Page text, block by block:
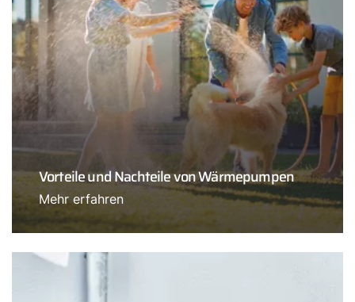
Vorteile und Nachteile von Wärmepumpen
Mehr erfahren